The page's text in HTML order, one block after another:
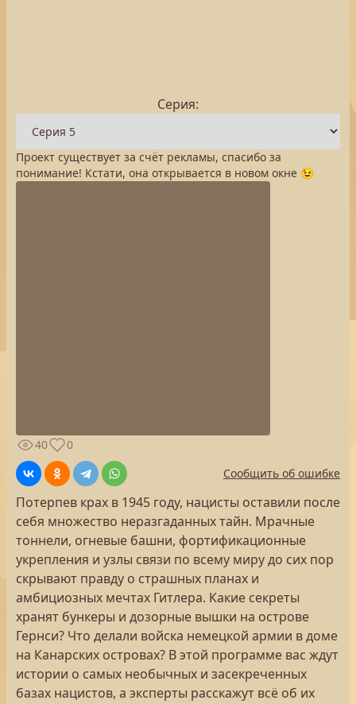
Серия:
Проект существует за счёт рекламы, спасибо за
понимание! Кстати, она открывается в новом окне 😉
40
0
Сообщить об ошибке
Потерпев крах в 1945 году, нацисты оставили после
себя множество неразгаданных тайн. Мрачные
тоннели, огневые башни, фортификационные
укрепления и узлы связи по всему миру до сих пор
скрывают правду о страшных планах и
амбициозных мечтах Гитлера. Какие секреты
хранят бункеры и дозорные вышки на острове
Гернси? Что делали войска немецкой армии в доме
на Канарских островах? В этой программе вас ждут
истории о самых необычных и засекреченных
базах нацистов, а эксперты расскажут всё об их